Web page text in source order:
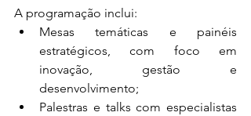
A programação inclui:
Mesas temáticas e painéis
estratégicos, com foco em
inovação, gestão e
desenvolvimento;
Palestras e talks com especialistas